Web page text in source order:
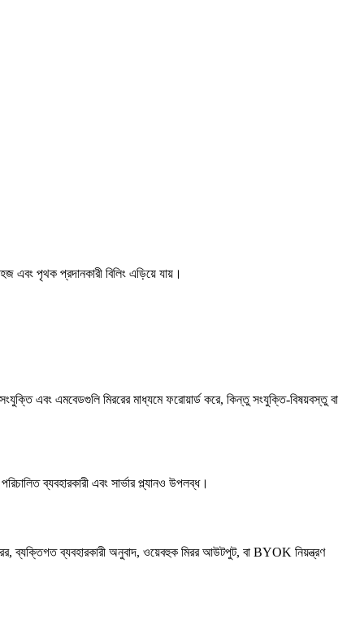
পৃথক প্রদানকারী বিলিং এড়িয়ে যায়।
এবং এমবেডগুলি মিররের মাধ্যমে ফরোয়ার্ড করে, কিন্তু সংযুক্তি-বিষয়বস্তু বা
ব্যবহারকারী এবং সার্ভার প্ল্যানও উপলব্ধ।
ব্যক্তিগত ব্যবহারকারী অনুবাদ, ওয়েবহুক মিরর আউটপুট, বা BYOK নিয়ন্ত্রণ